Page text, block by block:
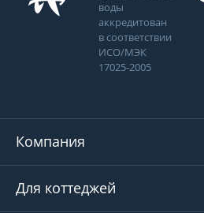
воды
аккредитован
в соответствии
ИСО/МЭК
17025-2005
Компания
Для коттеджей